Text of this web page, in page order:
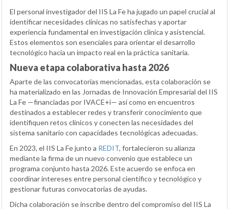
El personal investigador del IIS La Fe ha jugado un papel crucial al
identificar necesidades clínicas no satisfechas y aportar
experiencia fundamental en investigación clínica y asistencial.
Estos elementos son esenciales para orientar el desarrollo
tecnológico hacia un impacto real en la práctica sanitaria.
Nueva etapa colaborativa hasta 2026
Aparte de las convocatorias mencionadas, esta colaboración se
ha materializado en las Jornadas de Innovación Empresarial del IIS
La Fe —financiadas por IVACE+i— así como en encuentros
destinados a establecer redes y transferir conocimiento que
identifiquen retos clínicos y conecten las necesidades del
sistema sanitario con capacidades tecnológicas adecuadas.
En 2023, el IIS La Fe junto a REDIT, fortalecieron su alianza
mediante la firma de un nuevo convenio que establece un
programa conjunto hasta 2026. Este acuerdo se enfoca en
coordinar intereses entre personal científico y tecnológico y
gestionar futuras convocatorias de ayudas.
Dicha colaboración se inscribe dentro del compromiso del IIS La